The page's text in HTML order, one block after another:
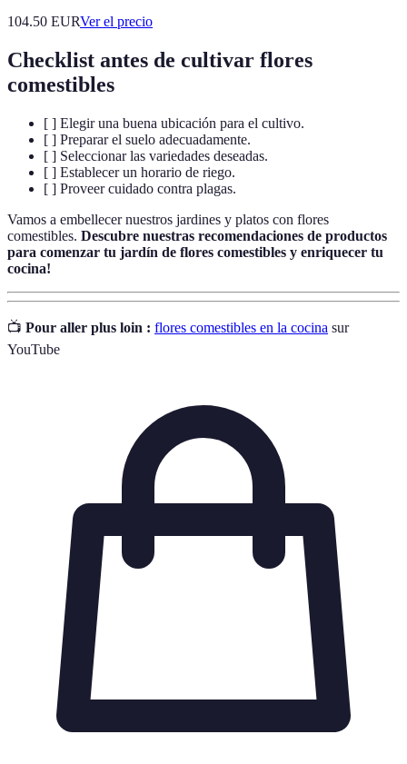
104.50 EURVer el precio
Checklist antes de cultivar flores
comestibles
[ ] Elegir una buena ubicación para el cultivo.
[ ] Preparar el suelo adecuadamente.
[ ] Seleccionar las variedades deseadas.
[ ] Establecer un horario de riego.
[ ] Proveer cuidado contra plagas.
Vamos a embellecer nuestros jardines y platos con flores
comestibles. Descubre nuestras recomendaciones de productos
para comenzar tu jardín de flores comestibles y enriquecer tu
cocina!
📺 Pour aller plus loin : flores comestibles en la cocina sur
YouTube